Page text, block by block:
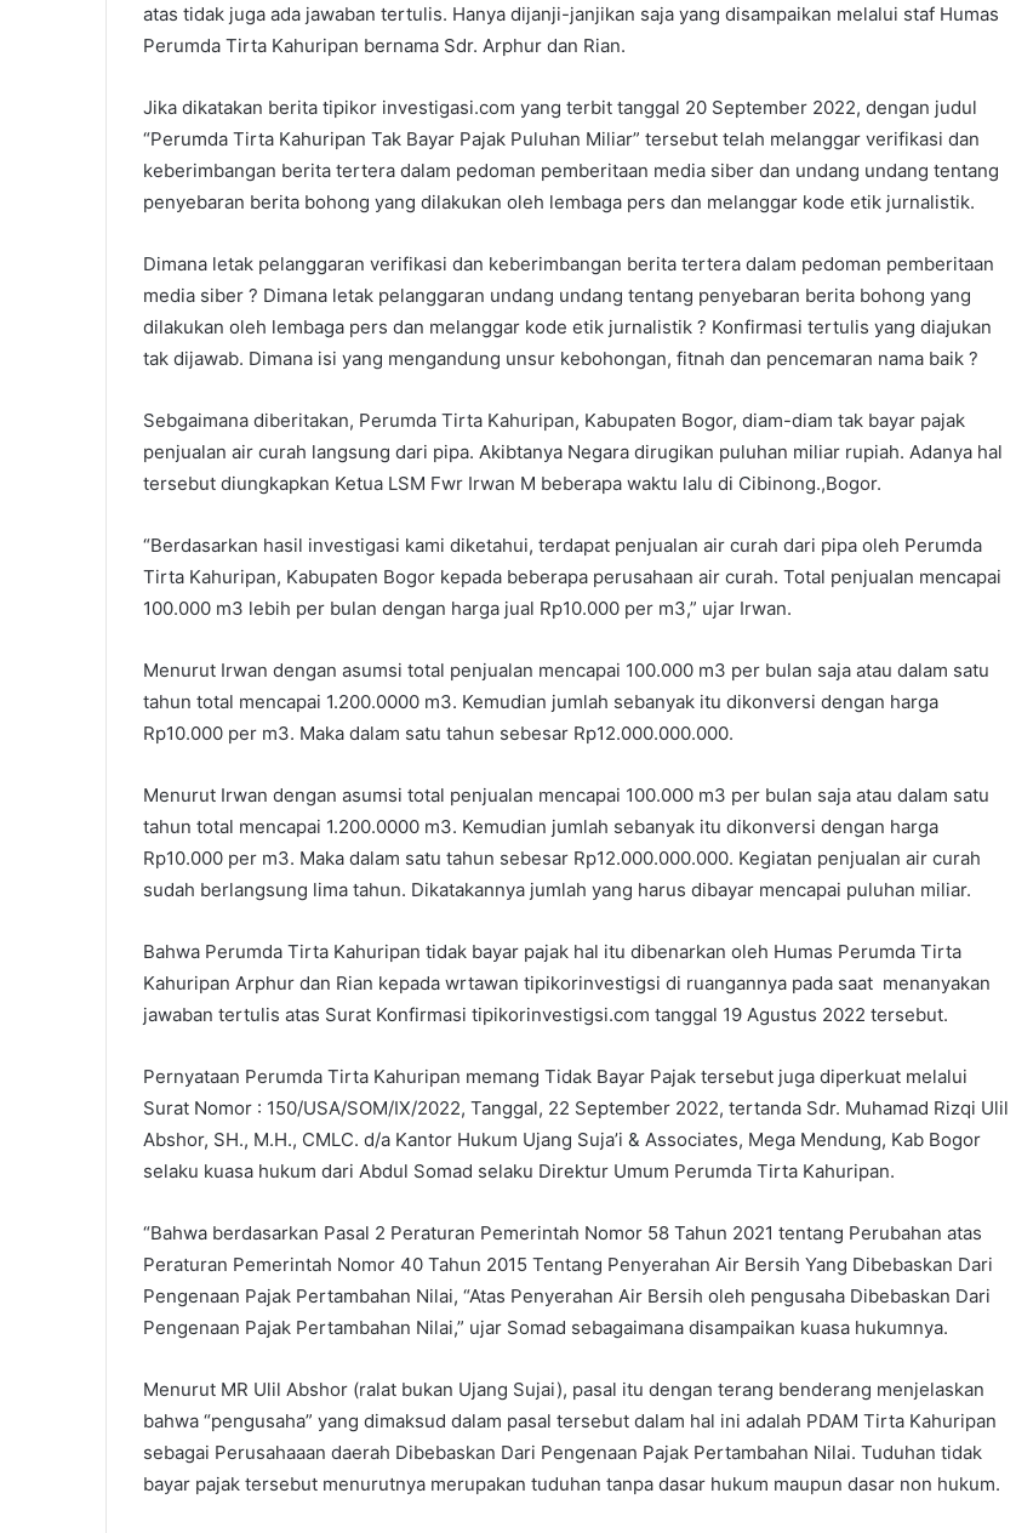
atas tidak juga ada jawaban tertulis. Hanya dijanji-janjikan saja yang disampaikan melalui staf Humas
Perumda Tirta Kahuripan bernama Sdr. Arphur dan Rian.
Jika dikatakan berita tipikor investigasi.com yang terbit tanggal 20 September 2022, dengan judul
“Perumda Tirta Kahuripan Tak Bayar Pajak Puluhan Miliar” tersebut telah melanggar verifikasi dan
keberimbangan berita tertera dalam pedoman pemberitaan media siber dan undang undang tentang
penyebaran berita bohong yang dilakukan oleh lembaga pers dan melanggar kode etik jurnalistik.
Dimana letak pelanggaran verifikasi dan keberimbangan berita tertera dalam pedoman pemberitaan
media siber ? Dimana letak pelanggaran undang undang tentang penyebaran berita bohong yang
dilakukan oleh lembaga pers dan melanggar kode etik jurnalistik ? Konfirmasi tertulis yang diajukan
tak dijawab. Dimana isi yang mengandung unsur kebohongan, fitnah dan pencemaran nama baik ?
Sebgaimana diberitakan, Perumda Tirta Kahuripan, Kabupaten Bogor, diam-diam tak bayar pajak
penjualan air curah langsung dari pipa. Akibtanya Negara dirugikan puluhan miliar rupiah. Adanya hal
tersebut diungkapkan Ketua LSM Fwr Irwan M beberapa waktu lalu di Cibinong.,Bogor.
“Berdasarkan hasil investigasi kami diketahui, terdapat penjualan air curah dari pipa oleh Perumda
Tirta Kahuripan, Kabupaten Bogor kepada beberapa perusahaan air curah. Total penjualan mencapai
100.000 m3 lebih per bulan dengan harga jual Rp10.000 per m3,” ujar Irwan.
Menurut Irwan dengan asumsi total penjualan mencapai 100.000 m3 per bulan saja atau dalam satu
tahun total mencapai 1.200.0000 m3. Kemudian jumlah sebanyak itu dikonversi dengan harga
Rp10.000 per m3. Maka dalam satu tahun sebesar Rp12.000.000.000.
Menurut Irwan dengan asumsi total penjualan mencapai 100.000 m3 per bulan saja atau dalam satu
tahun total mencapai 1.200.0000 m3. Kemudian jumlah sebanyak itu dikonversi dengan harga
Rp10.000 per m3. Maka dalam satu tahun sebesar Rp12.000.000.000. Kegiatan penjualan air curah
sudah berlangsung lima tahun. Dikatakannya jumlah yang harus dibayar mencapai puluhan miliar.
Bahwa Perumda Tirta Kahuripan tidak bayar pajak hal itu dibenarkan oleh Humas Perumda Tirta
Kahuripan Arphur dan Rian kepada wrtawan tipikorinvestigsi di ruangannya pada saat menanyakan
jawaban tertulis atas Surat Konfirmasi tipikorinvestigsi.com tanggal 19 Agustus 2022 tersebut.
Pernyataan Perumda Tirta Kahuripan memang Tidak Bayar Pajak tersebut juga diperkuat melalui
Surat Nomor : 150/USA/SOM/IX/2022, Tanggal, 22 September 2022, tertanda Sdr. Muhamad Rizqi Ulil
Abshor, SH., M.H., CMLC. d/a Kantor Hukum Ujang Suja’i & Associates, Mega Mendung, Kab Bogor
selaku kuasa hukum dari Abdul Somad selaku Direktur Umum Perumda Tirta Kahuripan.
“Bahwa berdasarkan Pasal 2 Peraturan Pemerintah Nomor 58 Tahun 2021 tentang Perubahan atas
Peraturan Pemerintah Nomor 40 Tahun 2015 Tentang Penyerahan Air Bersih Yang Dibebaskan Dari
Pengenaan Pajak Pertambahan Nilai, “Atas Penyerahan Air Bersih oleh pengusaha Dibebaskan Dari
Pengenaan Pajak Pertambahan Nilai,” ujar Somad sebagaimana disampaikan kuasa hukumnya.
Menurut MR Ulil Abshor (ralat bukan Ujang Sujai), pasal itu dengan terang benderang menjelaskan
bahwa “pengusaha” yang dimaksud dalam pasal tersebut dalam hal ini adalah PDAM Tirta Kahuripan
sebagai Perusahaaan daerah Dibebaskan Dari Pengenaan Pajak Pertambahan Nilai. Tuduhan tidak
bayar pajak tersebut menurutnya merupakan tuduhan tanpa dasar hukum maupun dasar non hukum.